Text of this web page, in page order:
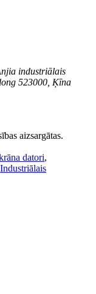
industriālais
523000, Ķīna
aizsargātas.
datori,
Industriālais